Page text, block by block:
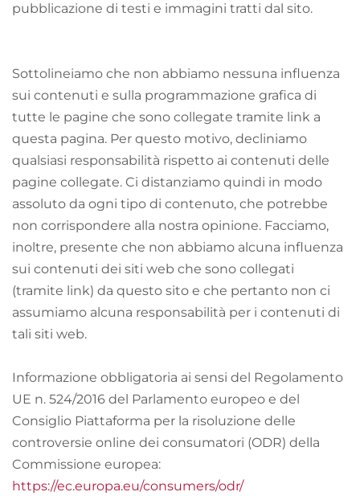
pubblicazione di testi e immagini tratti dal sito.
Sottolineiamo che non abbiamo nessuna influenza
sui contenuti e sulla programmazione grafica di
tutte le pagine che sono collegate tramite link a
questa pagina. Per questo motivo, decliniamo
qualsiasi responsabilità rispetto ai contenuti delle
pagine collegate. Ci distanziamo quindi in modo
assoluto da ogni tipo di contenuto, che potrebbe
non corrispondere alla nostra opinione. Facciamo,
inoltre, presente che non abbiamo alcuna influenza
sui contenuti dei siti web che sono collegati
(tramite link) da questo sito e che pertanto non ci
assumiamo alcuna responsabilità per i contenuti di
tali siti web.
Informazione obbligatoria ai sensi del Regolamento
UE n. 524/2016 del Parlamento europeo e del
Consiglio Piattaforma per la risoluzione delle
controversie online dei consumatori (ODR) della
Commissione europea:
https://ec.europa.eu/consumers/odr/